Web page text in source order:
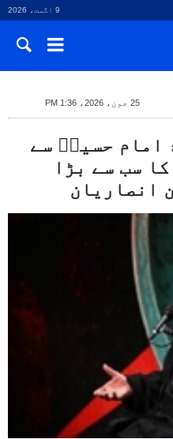
9 اگست، 2026
25 جون، 2026، 1:36 PM
امام حسینؑ سے
سب سے بڑا
انصاریان